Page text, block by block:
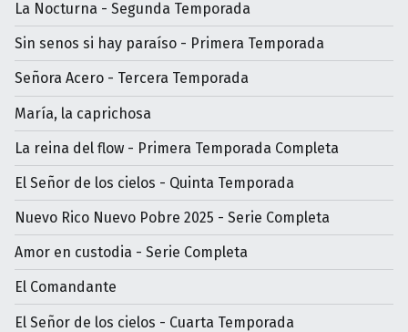
La Nocturna - Segunda Temporada
Sin senos si hay paraíso - Primera Temporada
Señora Acero - Tercera Temporada
María, la caprichosa
La reina del flow - Primera Temporada Completa
El Señor de los cielos - Quinta Temporada
Nuevo Rico Nuevo Pobre 2025 - Serie Completa
Amor en custodia - Serie Completa
El Comandante
El Señor de los cielos - Cuarta Temporada